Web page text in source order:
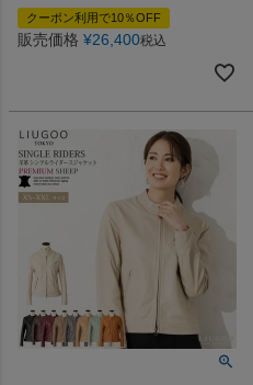
クーポン利用で10％OFF
販売価格 ¥26,400税込